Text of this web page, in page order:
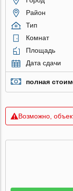
Район
Тип
Комнат
Площадь
Дата сдачи
полная
Возможно,